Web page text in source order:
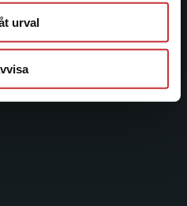
urval
digitala
finns Studentlitteratur med